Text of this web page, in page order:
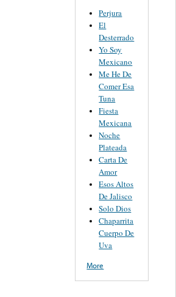
Perjura
El
Desterrado
Yo Soy
Mexicano
Me He De
Comer Esa
Tuna
Fiesta
Mexicana
Noche
Plateada
Carta De
Amor
Esos Altos
De Jalisco
Solo Dios
Chaparrita
Cuerpo De
Uva
More